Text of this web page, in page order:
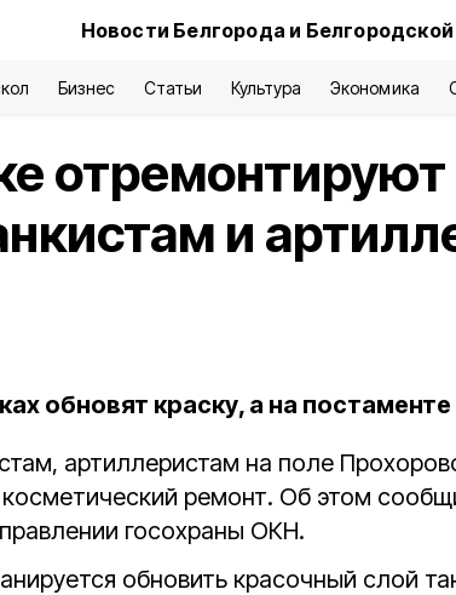
Новости Белгорода и
Бизнес Статьи Культура Экономика
отремонтируют
и
обновят краску, а на
артиллеристам на поле
ремонт. Об этом
госохраны ОКН.
обновить красочный слой